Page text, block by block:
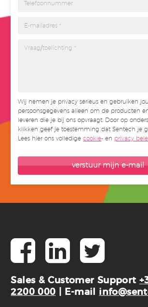
Wij nemen je privacy serieus en gebruiken
persoonsgegevens alleen om de producten
leveren die je bij ons opvraagt. Door op
klikken geef je toestemming dat Sentech je
Lees hier ons volledigecookie- en privacy
Sales & Customer Support
2200 000 | E-mail